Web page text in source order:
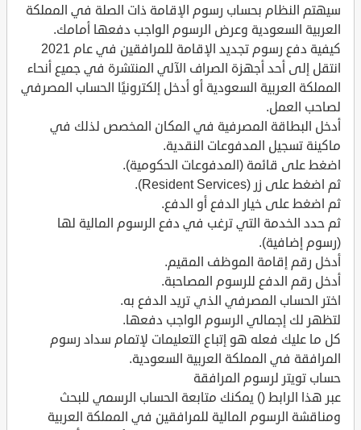
سيهتم النظام بحساب رسوم الإقامة ذات الصلة في المملكة
العربية السعودية وعرض الرسوم الواجب دفعها أمامك.
كيفية دفع رسوم تجديد الإقامة للمرافقين في عام 2021
انتقل إلى أحد أجهزة الصراف الآلي المنتشرة في جميع أنحاء
المملكة العربية السعودية أو أدخل إلكترونيًا الحساب المصرفي
لصاحب العمل.
أدخل البطاقة المصرفية في المكان المخصص لذلك في
ماكينة تسجيل المدفوعات النقدية.
اضغط على قائمة (المدفوعات الحكومية).
ثم اضغط على زر (Resident Services).
ثم اضغط على خيار الدفع أو الدفع.
ثم حدد الخدمة التي ترغب في دفع الرسوم المالية لها
(رسوم إضافية).
أدخل رقم إقامة الموظف المقيم.
أدخل رقم الدفع للرسوم المصاحبة.
اختر الحساب المصرفي الذي تريد الدفع به.
لتظهر لك إجمالي الرسوم الواجب دفعها.
كل ما عليك فعله هو إتباع التعليمات لإتمام سداد رسوم
المرافقة في المملكة العربية السعودية.
حساب تويتر لرسوم المرافقة
عبر هذا الرابط () يمكنك متابعة الحساب الرسمي للبحث
ومناقشة الرسوم المالية للمرافقين في المملكة العربية